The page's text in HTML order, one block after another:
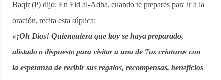
Baqir (P) dijo: En Eid al-Adha, cuando te prepares para ir a la
oración, recita esta súplica:
«¡Oh Dios! Quienquiera que hoy se haya preparado,
alistado o dispuesto para visitar a una de Tus criaturas con
la esperanza de recibir sus regalos, recompensas, beneficios